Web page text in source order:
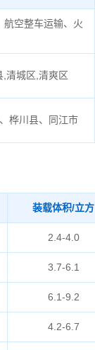
航空整车运输、火
清城区,清爽区
桦川县、同江市
装载体积/立方
2.4-4.0
3.7-6.1
6.1-9.2
4.2-6.7